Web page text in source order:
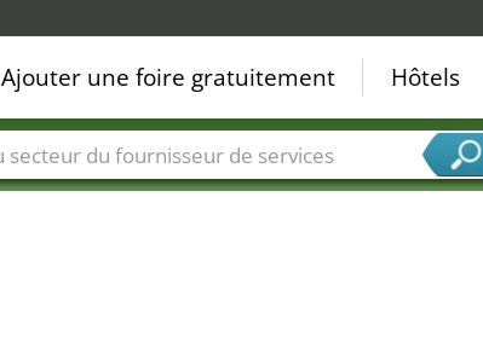
Ajouter une foire gratuitement Hôtels
Secteurs du fournisseur de services